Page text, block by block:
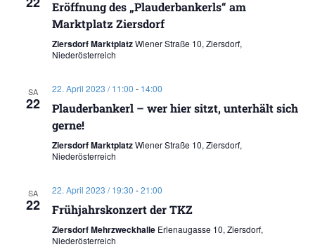
Eröffnung des „Plauderbankerls“ am
Marktplatz Ziersdorf
Ziersdorf MarktplatzWiener Straße 10, Ziersdorf,
Niederösterreich
SA
22
22. April 2023 / 11:00 - 14:00
Plauderbankerl – wer hier sitzt, unterhält sich
gerne!
Ziersdorf MarktplatzWiener Straße 10, Ziersdorf,
Niederösterreich
SA
22
22. April 2023 / 19:30 -21:00
Frühjahrskonzert der TKZ
Ziersdorf Mehrzweckhalle Erlenaugasse 10, Ziersdorf,
Niederösterreich